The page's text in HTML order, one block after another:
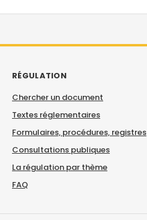
RÉGULATION
Chercher un document
Textes réglementaires
Formulaires, procédures, registres
Consultations publiques
La régulation par thème
FAQ